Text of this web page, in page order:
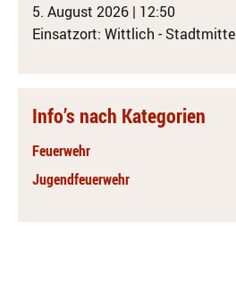
5. August 2026 | 12:50
Einsatzort: Wittlich - Stadtmitte
Info’s nach Kategorien
Feuerwehr
Jugendfeuerwehr